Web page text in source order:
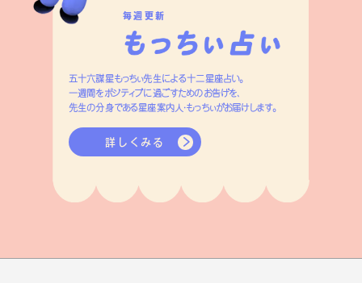
毎週更新
五十六謀星もっちぃ先生による十二星座占い。
一週間をポジティブに過ごすためのお告げを、
先生の分身である星座案内人・もっちぃがお届けします。
詳しくみる